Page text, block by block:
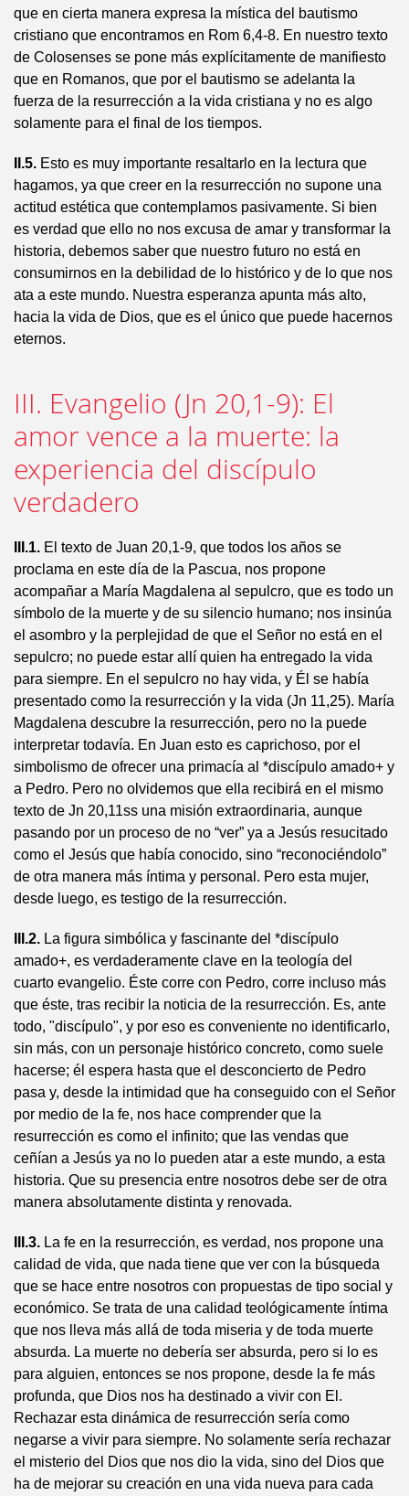
que en cierta manera expresa la mística del bautismo
cristiano que encontramos en Rom 6,4-8. En nuestro texto
de Colosenses se pone más explícitamente de manifiesto
que en Romanos, que por el bautismo se adelanta la
fuerza de la resurrección a la vida cristiana y no es algo
solamente para el final de los tiempos.
II.5. Esto es muy importante resaltarlo en la lectura que
hagamos, ya que creer en la resurrección no supone una
actitud estética que contemplamos pasivamente. Si bien
es verdad que ello no nos excusa de amar y transformar la
historia, debemos saber que nuestro futuro no está en
consumirnos en la debilidad de lo histórico y de lo que nos
ata a este mundo. Nuestra esperanza apunta más alto,
hacia la vida de Dios, que es el único que puede hacernos
eternos.
III. Evangelio (Jn 20,1-9): El
amor vence a la muerte: la
experiencia del discípulo
verdadero
III.1. El texto de Juan 20,1-9, que todos los años se
proclama en este día de la Pascua, nos propone
acompañar a María Magdalena al sepulcro, que es todo un
símbolo de la muerte y de su silencio humano; nos insinúa
el asombro y la perplejidad de que el Señor no está en el
sepulcro; no puede estar allí quien ha entregado la vida
para siempre. En el sepulcro no hay vida, y Él se había
presentado como la resurrección y la vida (Jn 11,25). María
Magdalena descubre la resurrección, pero no la puede
interpretar todavía. En Juan esto es caprichoso, por el
simbolismo de ofrecer una primacía al *discípulo amado+ y
a Pedro. Pero no olvidemos que ella recibirá en el mismo
texto de Jn 20,11ss una misión extraordinaria, aunque
pasando por un proceso de no “ver” ya a Jesús resucitado
como el Jesús que había conocido, sino “reconociéndolo”
de otra manera más íntima y personal. Pero esta mujer,
desde luego, es testigo de la resurrección.
III.2. La figura simbólica y fascinante del *discípulo
amado+, es verdaderamente clave en la teología del
cuarto evangelio. Éste corre con Pedro, corre incluso más
que éste, tras recibir la noticia de la resurrección. Es, ante
todo, "discípulo", y por eso es conveniente no identificarlo,
sin más, con un personaje histórico concreto, como suele
hacerse; él espera hasta que el desconcierto de Pedro
pasa y, desde la intimidad que ha conseguido con el Señor
por medio de la fe, nos hace comprender que la
resurrección es como el infinito; que las vendas que
ceñían a Jesús ya no lo pueden atar a este mundo, a esta
historia. Que su presencia entre nosotros debe ser de otra
manera absolutamente distinta y renovada.
III.3. La fe en la resurrección, es verdad, nos propone una
calidad de vida, que nada tiene que ver con la búsqueda
que se hace entre nosotros con propuestas de tipo social y
económico. Se trata de una calidad teológicamente íntima
que nos lleva más allá de toda miseria y de toda muerte
absurda. La muerte no debería ser absurda, pero si lo es
para alguien, entonces se nos propone, desde la fe más
profunda, que Dios nos ha destinado a vivir con El.
Rechazar esta dinámica de resurrección sería como
negarse a vivir para siempre. No solamente sería rechazar
el misterio del Dios que nos dio la vida, sino del Dios que
ha de mejorar su creación en una vida nueva para cada